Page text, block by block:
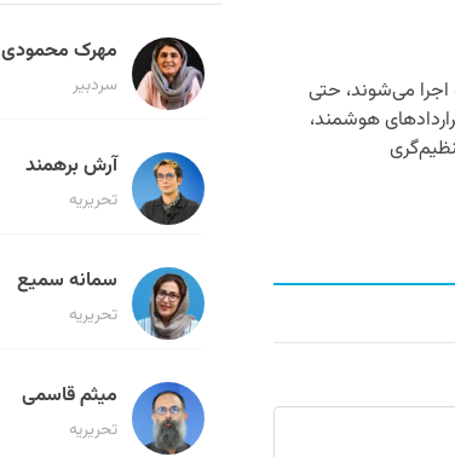
اجرا می‌شوند، حتی
هوشمند،
مهرک محمودی
سردبیر
آرش برهمند
تحریریه
سمانه سمیع
تحریریه
میثم قاسمی
تحریریه